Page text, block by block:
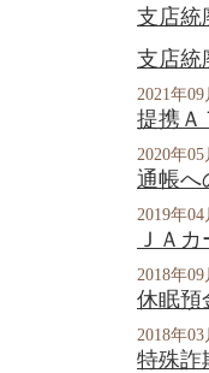
支店統
支店統
2021年09
提携Ａ
2020年05
通帳へ
2019年04
ＪＡ
2018年09
休眠預
2018年03
特殊詐